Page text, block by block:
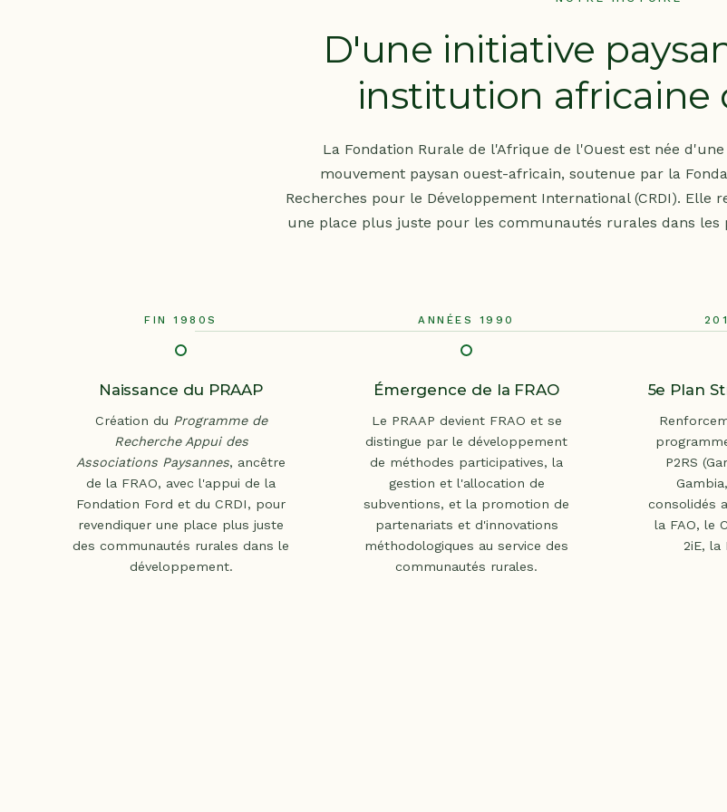
D'une initiative
institution africaine
La Fondation Rurale de l'Afrique de l'Ouest est née
mouvement paysan ouest-africain, soutenue par la
Recherches pour le Développement International (CRDI). Elle
une place plus juste pour les communautés rurales dans les
FIN 1980S
Naissance du PRAAP
Création du Programme de
Recherche Appui des
Associations Paysannes, ancêtre
de la FRAO, avec l'appui de la
Fondation Ford et du CRDI, pour
revendiquer une place plus juste
des communautés rurales dans le
développement.
ANNÉES 1990
Émergence de la FRAO
Le PRAAP devient FRAO et se
distingue par le développement
de méthodes participatives, la
gestion et l'allocation de
subventions, et la promotion de
partenariats et d'innovations
méthodologiques au service des
communautés rurales.
5e Plan
P2RS
consolidés
la FAO, le
2iE, la